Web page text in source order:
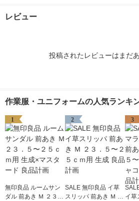
レビュー
投稿されたレビューはまだ
作業服・ユニフォームの人気ランキ
1
無印良品 ルームサン
ダル 前あき Ｍ ２３．
2
SALE 無印良品 イ草
スリッパ 前あき Ｍ ２
3
イ草